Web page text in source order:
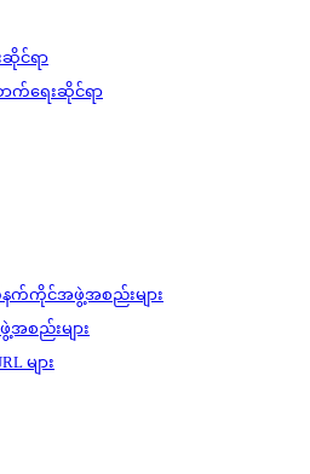
ဆိုင်ရာ
ရေးဆိုင်ရာ
က်ကိုင်အဖွဲ့အစည်းများ
စည်းများ
များ